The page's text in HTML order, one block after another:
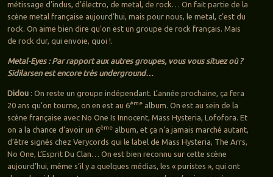
métissage d’indus, d’électro, de metal, de rock… On fait partie de la
scène metal française aujourd’hui, mais pour nous, le metal, c’est du
rock. On aime bien dire qu’on est un groupe de rock français. Mais
de rock dur, qui envoie, quoi !.
Metal-Eyes : Par rapport aux autres groupes, vous vous situez où ?
Sidilarsen est encore très underground…
Didou : On reste un groupe indépendant. L’année prochaine, ça fera
20 ans qu’on tourne, on en est au 6èmealbum. On est au sein de la
scène française avec No One Is Innocent, Mass Hysteria, Lofofora. Et
on a la chance d’avoir un 6èmealbum, et ça n’a jamais marché autant,
d’être signés chez Verycords qui le label de Mass Hysteria, The Arrs,
No One, L’Esprit Du Clan… On est bien reconnu sur cette scène
aujourd’hui, même s’il y a quelques médias, les « puristes », qui ont